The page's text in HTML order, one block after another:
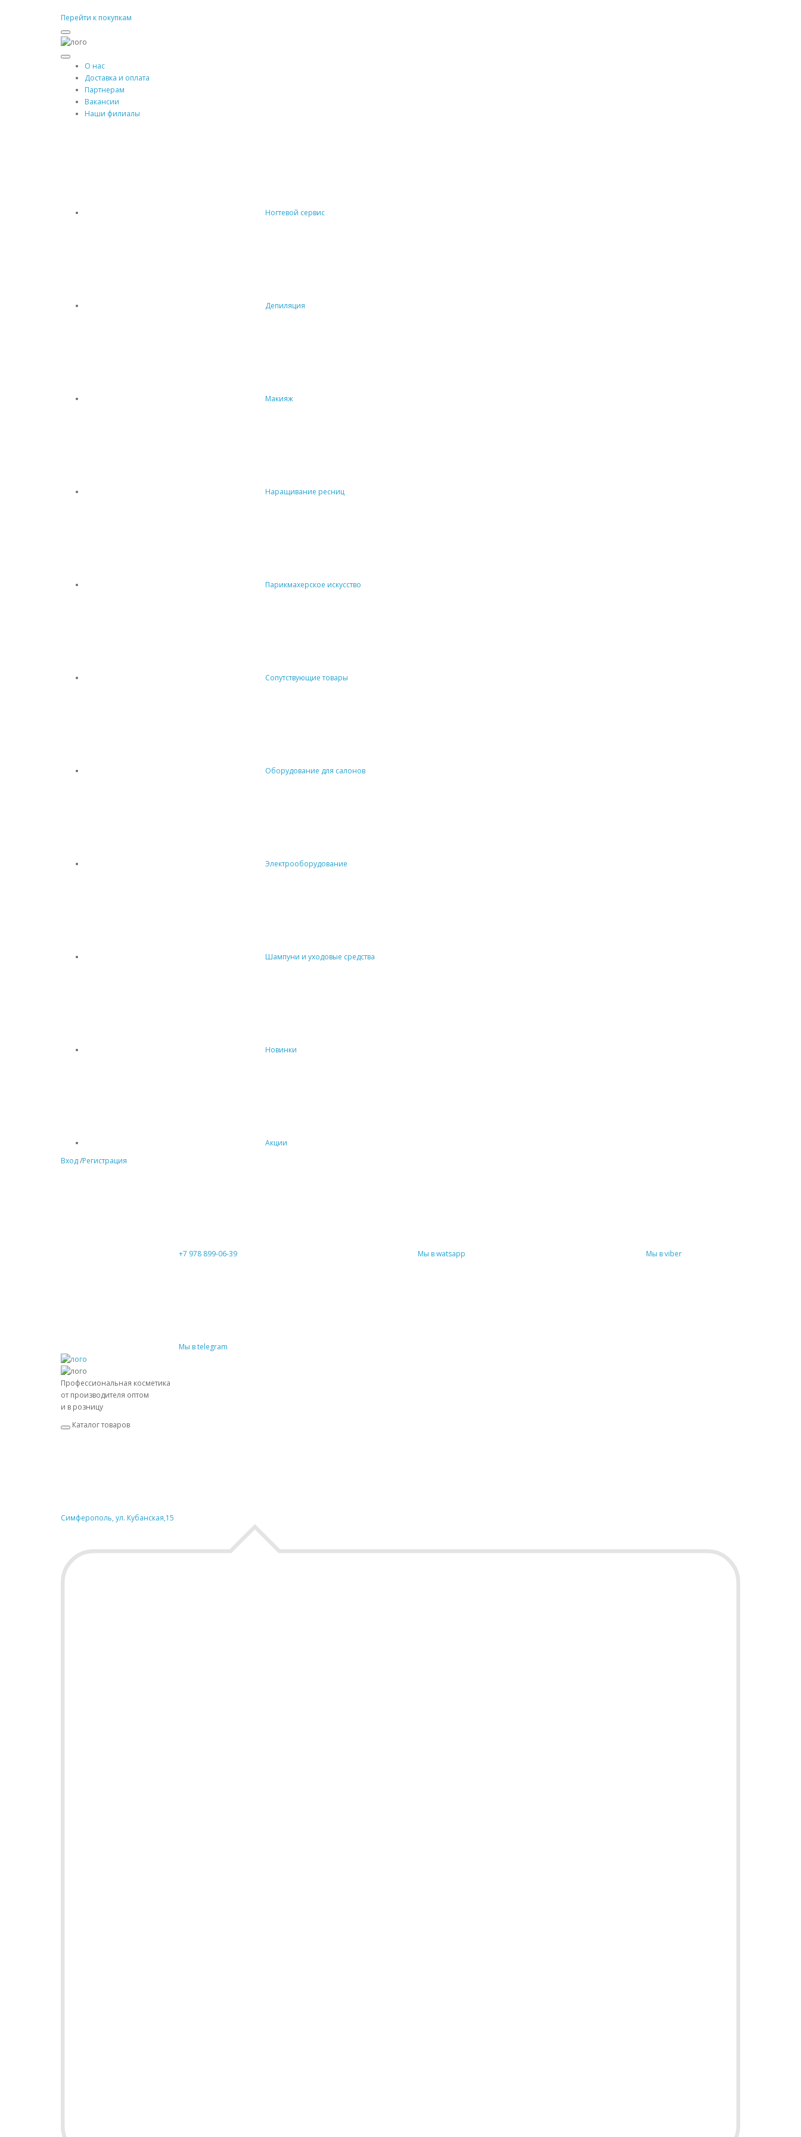
Перейти к покупкам
О нас
Доставка и оплата
Партнерам
Вакансии
Наши филиалы
Ногтевой сервис
Депиляция
Макияж
Наращивание ресниц
Парикмахерское искусство
Сопутствующие товары
Оборудование для салонов
Электрооборудование
Шампуни и уходовые средства
Новинки
Акции
Вход/Регистрация
+7 978 899-06-39 Мы в watsapp Мы в viber
Мы в telegram
Профессиональная косметика
от производителя оптом
и в розницу
Каталог товаров
Симферополь, ул. Кубанская,15